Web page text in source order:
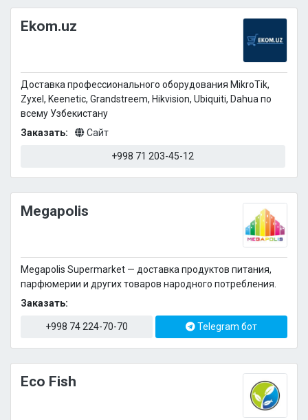
Ekom.uz
Доставка профессионального оборудования MikroTik,
Zyxel, Keenetic, Grandstreem, Hikvision, Ubiquiti, Dahua по
всему Узбекистану
Заказать:
Сайт
+998 71 203-45-12
Megapolis
Megapolis Supermarket — доставка продуктов питания,
парфюмерии и других товаров народного потребления.
Заказать:
+998 74 224-70-70 Telegram бот
Eco Fish